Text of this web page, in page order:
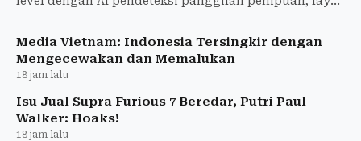
September 20
Media Vietnam: Indonesia Tersingkir dengan
Mengecewakan dan Memalukan
18 jam lalu
Isu Jual Supra Furious 7 Beredar, Putri Paul
Walker: Hoaks!
18 jam lalu